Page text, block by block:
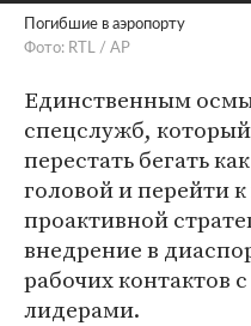
Погибшие в аэропорту
Фото: RTL / AP
Единственным
спецслужб,
перестать бегать
головой и перейти
проактивной
внедрение в
рабочих контактов
лидерами.